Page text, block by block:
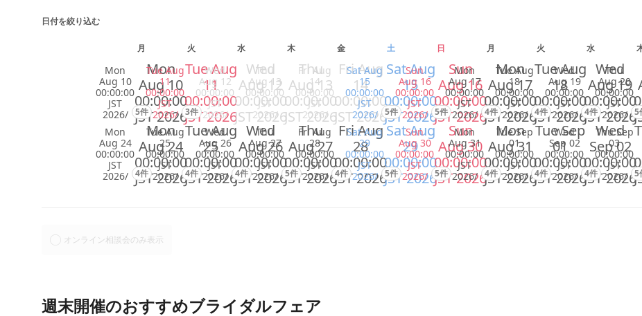
日付を絞り込む
月 火 水 木 金 土 日 月 火 水
Mon
Aug 10
00:00:00
JST
2026/
Mon
Aug 10
00:00:00
JST 2026
5件
Tue Aug
11
00:00:00
JST
2026/
Tue Aug
11
00:00:00
JST 2026
3件
Wed
Aug 12
00:00:00
JST
2026/
Wed
Aug 12
00:00:00
JST 2026
Thu
Aug 13
00:00:00
JST
2026/
Thu
Aug 13
00:00:00
JST 2026
Fri Aug
14
00:00:00
JST
2026/
Fri Aug
14
00:00:00
JST 2026
Sat Aug
15
00:00:00
JST
2026/
Sat Aug
15
00:00:00
JST 2026
5件
Sun
Aug 16
00:00:00
JST
2026/
Sun
Aug 16
00:00:00
JST 2026
5件
Mon
Aug 17
00:00:00
JST
2026/
Mon
Aug 17
00:00:00
JST 2026
4件
Tue Aug
18
00:00:00
JST
2026/
Tue Aug
18
00:00:00
JST 2026
4件
Wed
Aug 19
00:00:00
JST
2026/
Wed
Aug 19
00:00:00
JST 2026
4件
Thu
Aug 20
00:00:00
JST
2026/
5
Mon
Aug 24
00:00:00
JST
2026/
Mon
Aug 24
00:00:00
JST 2026
4件
Tue Aug
25
00:00:00
JST
2026/
Tue Aug
25
00:00:00
JST 2026
4件
Wed
Aug 26
00:00:00
JST
2026/
Wed
Aug 26
00:00:00
JST 2026
4件
Thu
Aug 27
00:00:00
JST
2026/
Thu
Aug 27
00:00:00
JST 2026
5件
Fri Aug
28
00:00:00
JST
2026/
Fri Aug
28
00:00:00
JST 2026
4件
Sat Aug
29
00:00:00
JST
2026/
Sat Aug
29
00:00:00
JST 2026
5件
Sun
Aug 30
00:00:00
JST
2026/
Sun
Aug 30
00:00:00
JST 2026
5件
Mon
Aug 31
00:00:00
JST
2026/
Mon
Aug 31
00:00:00
JST 2026
4件
Tue Sep
01
00:00:00
JST
2026/
Tue Sep
01
00:00:00
JST 2026
4件
Wed
Sep 02
00:00:00
JST
2026/
Wed
Sep 02
00:00:00
JST 2026
4件
Thu Sep
03
00:00:00
JST
2026/
5
オンライン相談会のみ表示
週末開催のおすすめブライダルフェア